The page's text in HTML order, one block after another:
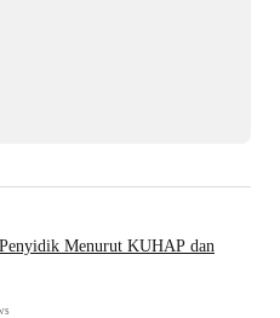
Menurut KUHAP dan